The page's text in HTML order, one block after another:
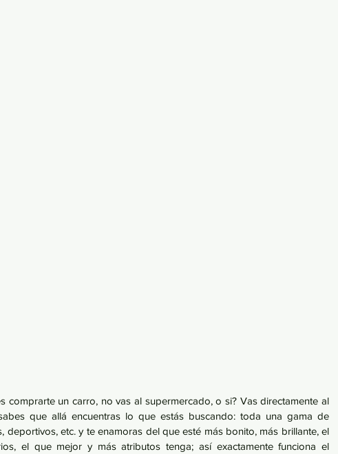
comprarte un carro, no vas al supermercado, o si? Vas directamente al
que allá encuentras lo que estás buscando: toda una gama de
deportivos, etc. y te enamoras del que esté más bonito, más brillante, el
el que mejor y más atributos tenga; así exactamente funciona el